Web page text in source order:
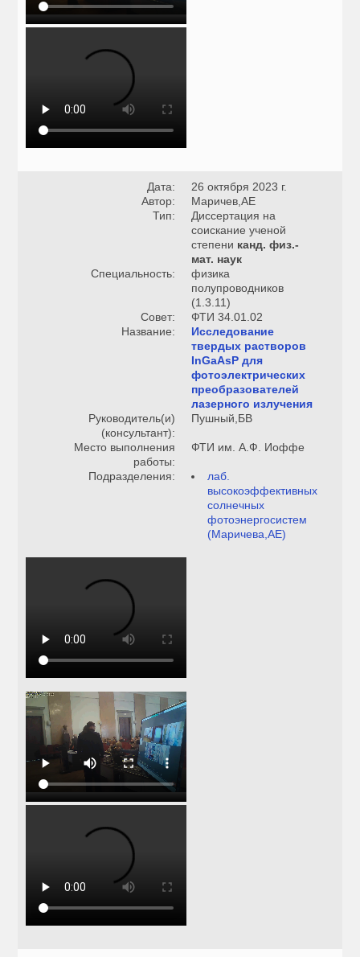
Дата:
26 октября 2023 г.
Автор:
Маричев,АЕ
Тип:
Диссертация на
соискание ученой
степени канд. физ.-
мат. наук
Специальность:
физика
полупроводников
(1.3.11)
Совет:
ФТИ 34.01.02
Название:
Исследование
твердых растворов
InGaAsP для
фотоэлектрических
преобразователей
лазерного излучения
Руководитель(и)
(консультант):
Пушный,БВ
Место выполнения
работы:
ФТИ им. А.Ф. Иоффе
Подразделения:
лаб.
высокоэффективных
солнечных
фотоэнергосистем
(Маричева,АЕ)